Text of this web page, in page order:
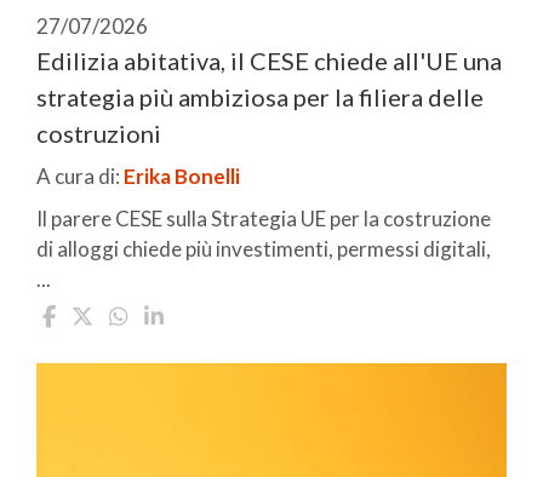
27/07/2026
Edilizia abitativa, il CESE chiede all'UE una
strategia più ambiziosa per la filiera delle
costruzioni
A cura di: Erika Bonelli
Il parere CESE sulla Strategia UE per la costruzione
di alloggi chiede più investimenti, permessi digitali,
...